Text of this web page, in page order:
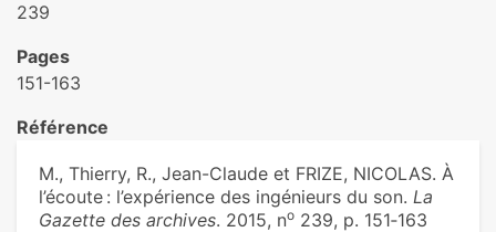
239
Pages
151-163
Référence
M., Thierry, R., Jean-Claude et FRIZE, NICOLAS. À
l’écoute : l’expérience des ingénieurs du son. La
Gazette des archives. 2015, no 239, p. 151‑163